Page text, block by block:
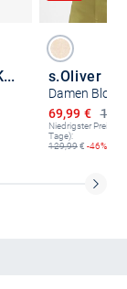
s.Oliver BLACK LABEL
Damen
Ermäßigter
69,99 €
Niedrigster Preis
Tage):
129,99€ -46%